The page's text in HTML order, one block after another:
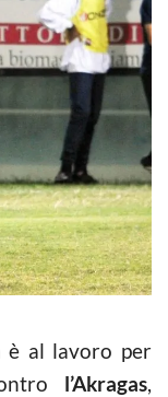
è al lavoro per
l’Akragas,